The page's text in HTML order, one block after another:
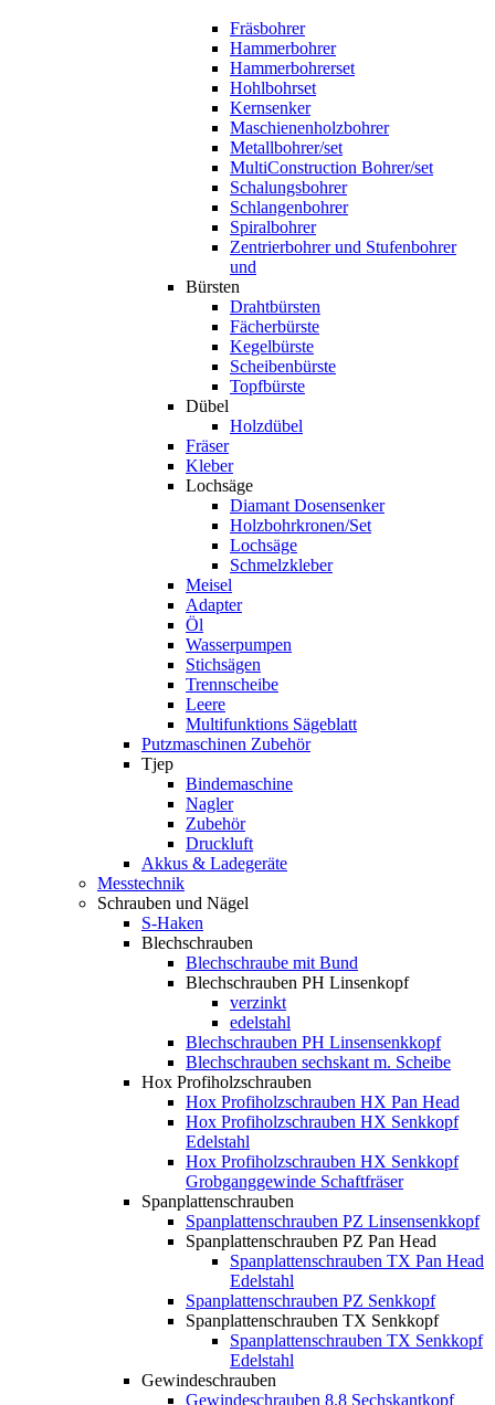
Fräsbohrer
Hammerbohrer
Hammerbohrerset
Hohlbohrset
Kernsenker
Maschienenholzbohrer
Metallbohrer/set
MultiConstruction Bohrer/set
Schalungsbohrer
Schlangenbohrer
Spiralbohrer
Zentrierbohrer und Stufenbohrer
und
Bürsten
Drahtbürsten
Fächerbürste
Kegelbürste
Scheibenbürste
Topfbürste
Dübel
Holzdübel
Fräser
Kleber
Lochsäge
Diamant Dosensenker
Holzbohrkronen/Set
Lochsäge
Schmelzkleber
Meisel
Adapter
Öl
Wasserpumpen
Stichsägen
Trennscheibe
Leere
Multifunktions Sägeblatt
Putzmaschinen Zubehör
Tjep
Bindemaschine
Nagler
Zubehör
Druckluft
Akkus & Ladegeräte
Messtechnik
Schrauben und Nägel
S-Haken
Blechschrauben
Blechschraube mit Bund
Blechschrauben PH Linsenkopf
verzinkt
edelstahl
Blechschrauben PH Linsensenkkopf
Blechschrauben sechskant m. Scheibe
Hox Profiholzschrauben
Hox Profiholzschrauben HX Pan Head
Hox Profiholzschrauben HX Senkkopf
Edelstahl
Hox Profiholzschrauben HX Senkkopf
Grobganggewinde Schaftfräser
Spanplattenschrauben
Spanplattenschrauben PZ Linsensenkkopf
Spanplattenschrauben PZ Pan Head
Spanplattenschrauben TX Pan Head
Edelstahl
Spanplattenschrauben PZ Senkkopf
Spanplattenschrauben TX Senkkopf
Spanplattenschrauben TX Senkkopf
Edelstahl
Gewindeschrauben
Gewindeschrauben 8.8 Sechskantkopf